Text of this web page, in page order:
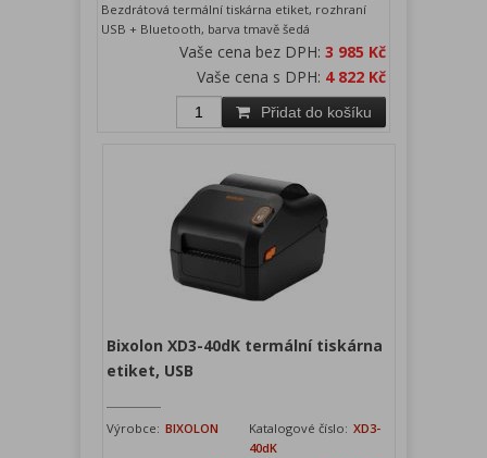
Bezdrátová termální tiskárna etiket, rozhraní
USB + Bluetooth, barva tmavě šedá
Vaše cena bez DPH: 3 985 Kč
Vaše cena s DPH: 4 822 Kč
Přidat do košíku
Bixolon XD3-40dK termální tiskárna
etiket, USB
Výrobce: BIXOLON Katalogové číslo: XD3-
40dK